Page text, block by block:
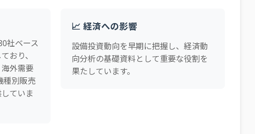
社ベース
おり、
外需要
種別販売
ていま
📈 経済への影響
設備投資動向を早期に把握し、経済動
向分析の基礎資料として重要な役割を
果たしています。